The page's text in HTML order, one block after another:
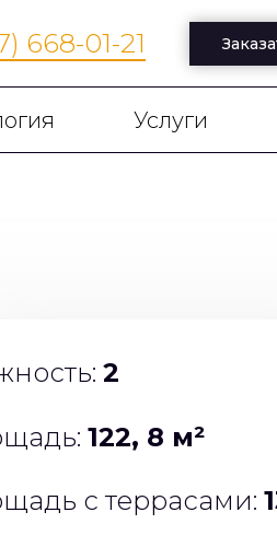
668-01- 21
Услуги
2
122, 8 м²
с террасами: